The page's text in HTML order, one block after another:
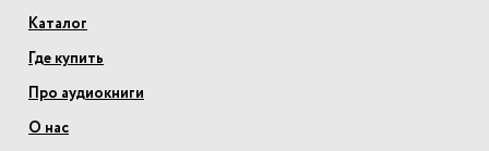
Каталог
Где купить
Про аудиокниги
О нас